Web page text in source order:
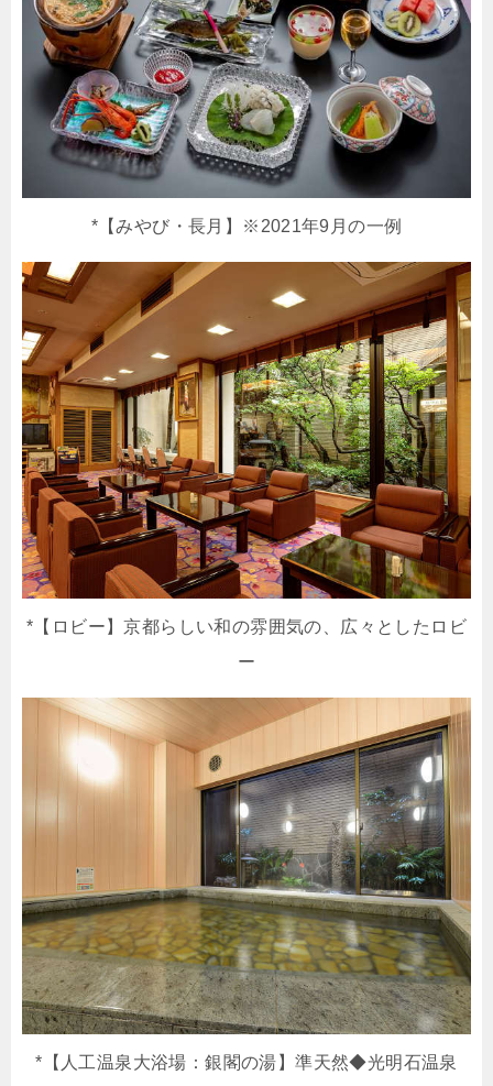
*【みやび・長月】※2021年9月の一例
*【ロビー】京都らしい和の雰囲気の、広々としたロビ
ー
*【人工温泉大浴場：銀閣の湯】準天然◆光明石温泉